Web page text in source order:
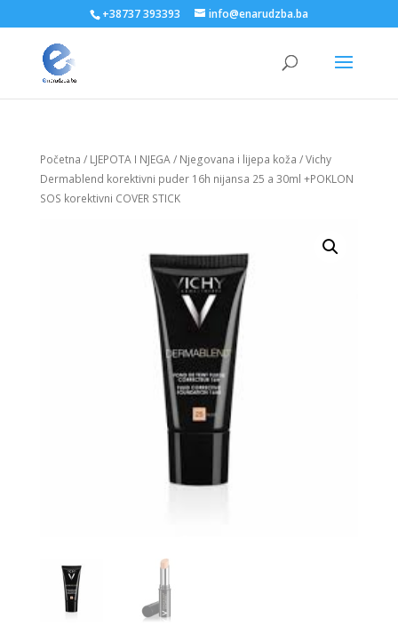
+38737 393393 info@enarudzba.ba
Početna / LJEPOTA I NJEGA/ Njegovana i lijepa koža / Vichy
Dermablend korektivni puder 16h nijansa 25 a 30ml +POKLON
SOS korektivni COVER STICK